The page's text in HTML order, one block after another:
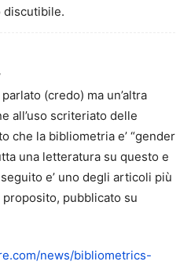
discutibile.
parlato (credo) ma un’altra
all’uso scriteriato delle
che la bibliometria e’ “gender
una letteratura su questo e
e’ uno degli articoli più
pubblicato su
news/bibliometrics-